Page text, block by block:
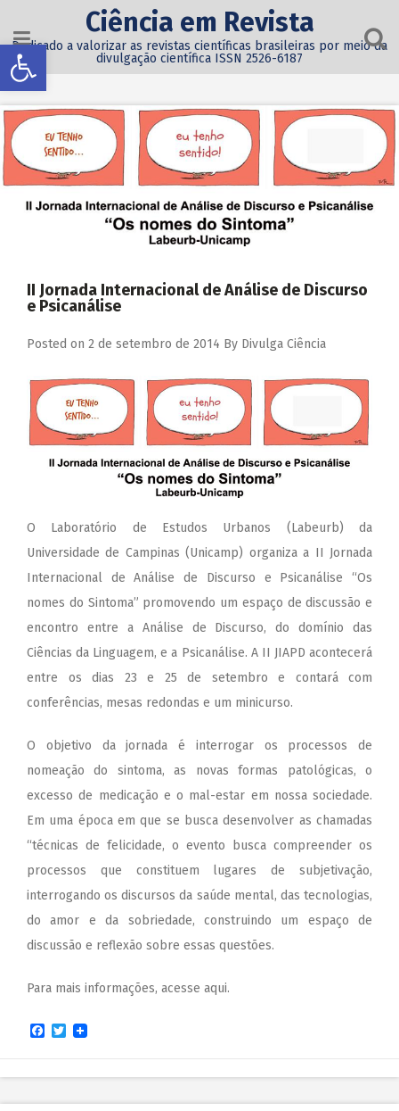
Abrir a barra de ferramentas
Ciência em Revista
Dedicado a valorizar as revistas científicas brasileiras por meio da
divulgação científica ISSN 2526-6187
II Jornada Internacional de Análise de Discurso
e Psicanálise
Posted on 2 de setembro de 2014 By Divulga Ciência
O Laboratório de Estudos Urbanos (Labeurb) da
Universidade de Campinas (Unicamp) organiza a II Jornada
Internacional de Análise de Discurso e Psicanálise “Os
nomes do Sintoma” promovendo um espaço de discussão e
encontro entre a Análise de Discurso, do domínio das
Ciências da Linguagem, e a Psicanálise. A II JIAPD acontecerá
entre os dias 23 e 25 de setembro e contará com
conferências, mesas redondas e um minicurso.
O objetivo da jornada é interrogar os processos de
nomeação do sintoma, as novas formas patológicas, o
excesso de medicação e o mal-estar em nossa sociedade.
Em uma época em que se busca desenvolver as chamadas
“técnicas de felicidade, o evento busca compreender os
processos que constituem lugares de subjetivação,
interrogando os discursos da saúde mental, das tecnologias,
do amor e da sobriedade, construindo um espaço de
discussão e reflexão sobre essas questões.
Para mais informações, acesse aqui.
Facebook
Twitter